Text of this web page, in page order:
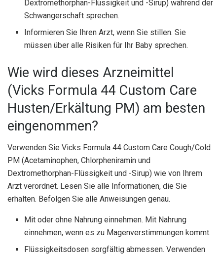
Dextromethorphan-Flüssigkeit und -Sirup) während der
Schwangerschaft sprechen.
Informieren Sie Ihren Arzt, wenn Sie stillen. Sie
müssen über alle Risiken für Ihr Baby sprechen.
Wie wird dieses Arzneimittel
(Vicks Formula 44 Custom Care
Husten/Erkältung PM) am besten
eingenommen?
Verwenden Sie Vicks Formula 44 Custom Care Cough/Cold
PM (Acetaminophen, Chlorpheniramin und
Dextromethorphan-Flüssigkeit und -Sirup) wie von Ihrem
Arzt verordnet. Lesen Sie alle Informationen, die Sie
erhalten. Befolgen Sie alle Anweisungen genau.
Mit oder ohne Nahrung einnehmen. Mit Nahrung
einnehmen, wenn es zu Magenverstimmungen kommt.
Flüssigkeitsdosen sorgfältig abmessen. Verwenden